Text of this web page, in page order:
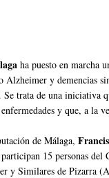
ha puesto en marcha
Alzheimer y demencias
Se trata de una iniciativa
y que, a
de Málaga,
15 personas
y Similares de Pizarra